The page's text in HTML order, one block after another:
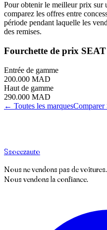
Pour obtenir le meilleur prix sur
comparez les offres entre
période pendant laquelle les
des remises.
Fourchette de prix SEAT
Entrée de gamme
200.000 MAD
Haut de gamme
290.000 MAD
← Toutes les marquesComparer
Ssoeezauto
Nous ne vendons pas de voitures.
Nous vendons la confiance.